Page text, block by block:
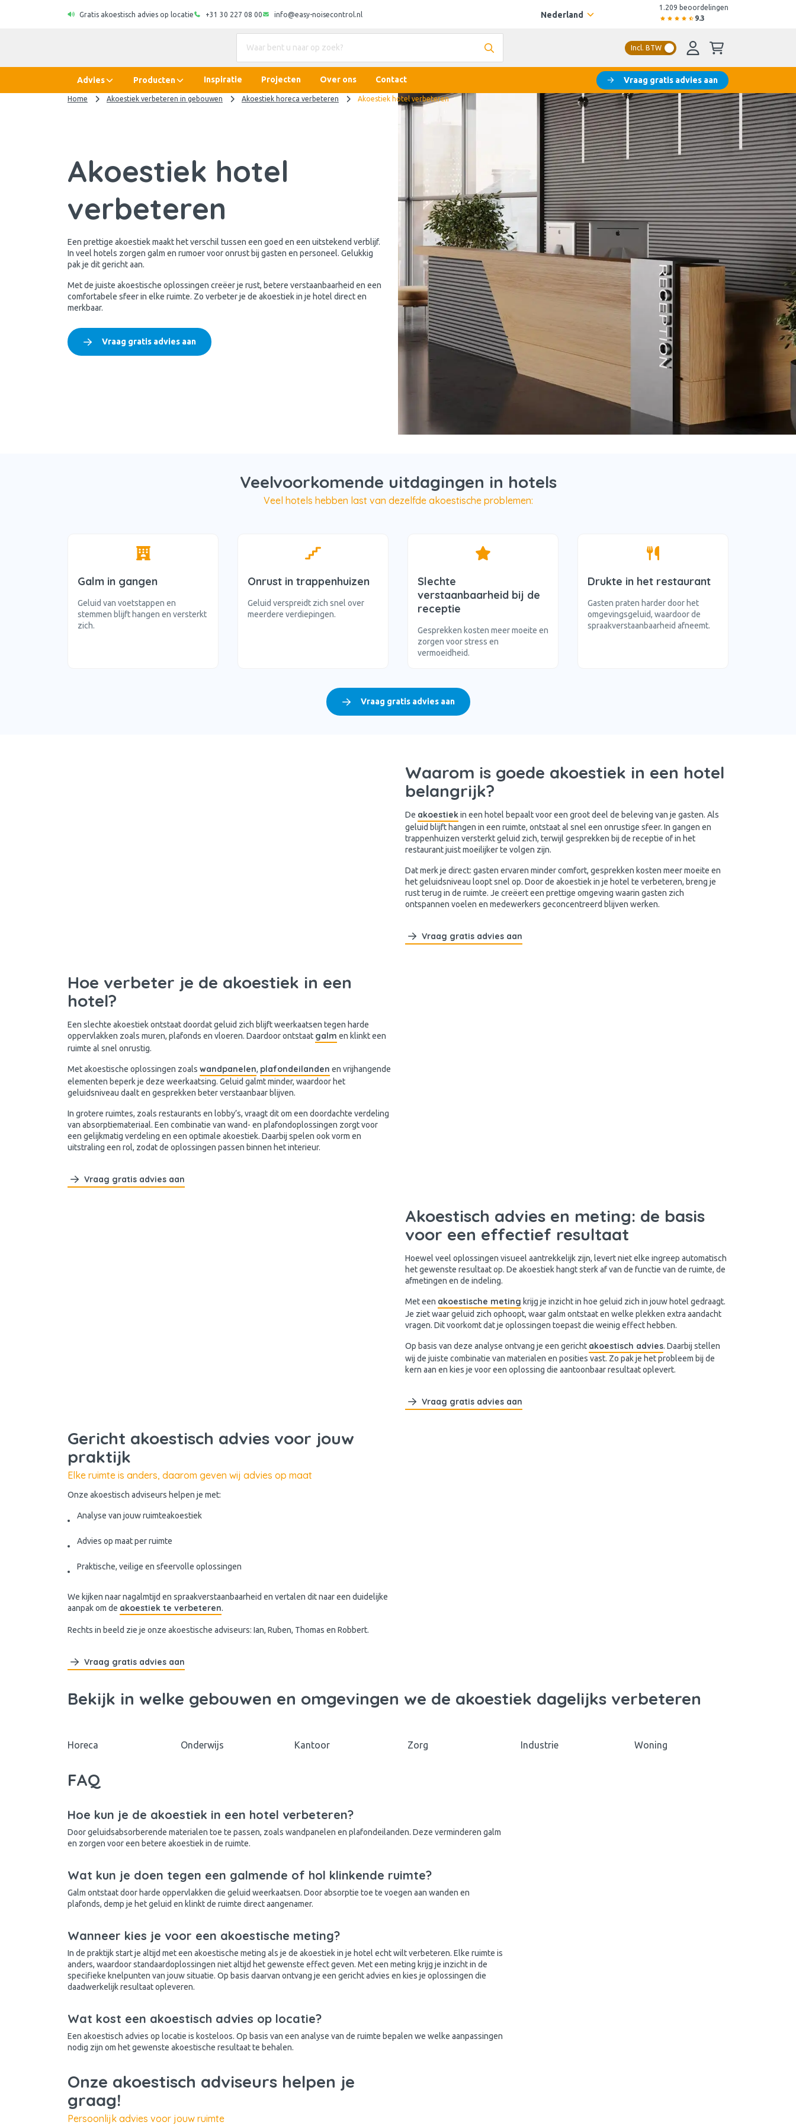
Gratis akoestisch advies op locatie +31 30 227 08 00 info@easy-noisecontrol.nl Nederland
1.209 beoordelingen
9.3
Incl. BTW
Advies Producten Inspiratie Projecten Over ons Contact Vraag gratis advies aan
Home Akoestiek verbeteren in gebouwen Akoestiek horeca verbeteren Akoestiek hotel verbeteren
Akoestiek hotel
verbeteren
Een prettige akoestiek maakt het verschil tussen een goed en een uitstekend verblijf.
In veel hotels zorgen galm en rumoer voor onrust bij gasten en personeel. Gelukkig
pak je dit gericht aan.
Met de juiste akoestische oplossingen creëer je rust, betere verstaanbaarheid en een
comfortabele sfeer in elke ruimte. Zo verbeter je de akoestiek in je hotel direct en
merkbaar.
Vraag gratis advies aan
Veelvoorkomende uitdagingen in hotels
Veel hotels hebben last van dezelfde akoestische problemen:
Galm in gangen
Geluid van voetstappen en
stemmen blijft hangen en versterkt
zich.
Onrust in trappenhuizen
Geluid verspreidt zich snel over
meerdere verdiepingen.
Slechte
verstaanbaarheid bij de
receptie
Gesprekken kosten meer moeite en
zorgen voor stress en
vermoeidheid.
Drukte in het restaurant
Gasten praten harder door het
omgevingsgeluid, waardoor de
spraakverstaanbaarheid afneemt.
Vraag gratis advies aan
Waarom is goede akoestiek in een hotel
belangrijk?
De akoestiekin een hotel bepaalt voor een groot deel de beleving van je gasten. Als
geluid blijft hangen in een ruimte, ontstaat al snel een onrustige sfeer. In gangen en
trappenhuizen versterkt geluid zich, terwijl gesprekken bij de receptie of in het
restaurant juist moeilijker te volgen zijn.
Dat merk je direct: gasten ervaren minder comfort, gesprekken kosten meer moeite en
het geluidsniveau loopt snel op. Door de akoestiek in je hotel te verbeteren, breng je
rust terug in de ruimte. Je creëert een prettige omgeving waarin gasten zich
ontspannen voelen en medewerkers geconcentreerd blijven werken.
Vraag gratis advies aan
Hoe verbeter je de akoestiek in een
hotel?
Een slechte akoestiek ontstaat doordat geluid zich blijft weerkaatsen tegen harde
oppervlakken zoals muren, plafonds en vloeren. Daardoor ontstaat galm en klinkt een
ruimte al snel onrustig.
Met akoestische oplossingen zoals wandpanelen, plafondeilanden en vrijhangende
elementen beperk je deze weerkaatsing. Geluid galmt minder, waardoor het
geluidsniveau daalt en gesprekken beter verstaanbaar blijven.
In grotere ruimtes, zoals restaurants en lobby’s, vraagt dit om een doordachte verdeling
van absorptiemateriaal. Een combinatie van wand- en plafondoplossingen zorgt voor
een gelijkmatig verdeling en een optimale akoestiek. Daarbij spelen ook vorm en
uitstraling een rol, zodat de oplossingen passen binnen het interieur.
Vraag gratis advies aan
Akoestisch advies en meting: de basis
voor een effectief resultaat
Hoewel veel oplossingen visueel aantrekkelijk zijn, levert niet elke ingreep automatisch
het gewenste resultaat op. De akoestiek hangt sterk af van de functie van de ruimte, de
afmetingen en de indeling.
Met een akoestische meting krijg je inzicht in hoe geluid zich in jouw hotel gedraagt.
Je ziet waar geluid zich ophoopt, waar galm ontstaat en welke plekken extra aandacht
vragen. Dit voorkomt dat je oplossingen toepast die weinig effect hebben.
Op basis van deze analyse ontvang je een gericht akoestisch advies. Daarbij stellen
wij de juiste combinatie van materialen en posities vast. Zo pak je het probleem bij de
kern aan en kies je voor een oplossing die aantoonbaar resultaat oplevert.
Vraag gratis advies aan
Gericht akoestisch advies voor jouw
praktijk
Elke ruimte is anders, daarom geven wij advies op maat
Onze akoestisch adviseurs helpen je met:
Analyse van jouw ruimteakoestiek
Advies op maat per ruimte
Praktische, veilige en sfeervolle oplossingen
We kijken naar nagalmtijd en spraakverstaanbaarheid en vertalen dit naar een duidelijke
aanpak om de akoestiek te verbeteren.
Rechts in beeld zie je onze akoestische adviseurs: Ian, Ruben, Thomas en Robbert.
Vraag gratis advies aan
Bekijk in welke gebouwen en omgevingen we de akoestiek dagelijks verbeteren
Horeca Onderwijs Kantoor Zorg Industrie Woning
FAQ
Hoe kun je de akoestiek in een hotel verbeteren?
Door geluidsabsorberende materialen toe te passen, zoals wandpanelen en plafondeilanden. Deze verminderen galm
en zorgen voor een betere akoestiek in de ruimte.
Wat kun je doen tegen een galmende of hol klinkende ruimte?
Galm ontstaat door harde oppervlakken die geluid weerkaatsen. Door absorptie toe te voegen aan wanden en
plafonds, demp je het geluid en klinkt de ruimte direct aangenamer.
Wanneer kies je voor een akoestische meting?
In de praktijk start je altijd met een akoestische meting als je de akoestiek in je hotel echt wilt verbeteren. Elke ruimte is
anders, waardoor standaardoplossingen niet altijd het gewenste effect geven. Met een meting krijg je inzicht in de
specifieke knelpunten van jouw situatie. Op basis daarvan ontvang je een gericht advies en kies je oplossingen die
daadwerkelijk resultaat opleveren.
Wat kost een akoestisch advies op locatie?
Een akoestisch advies op locatie is kosteloos. Op basis van een analyse van de ruimte bepalen we welke aanpassingen
nodig zijn om het gewenste akoestische resultaat te behalen.
Onze akoestisch adviseurs helpen je
graag!
Persoonlijk advies voor jouw ruimte